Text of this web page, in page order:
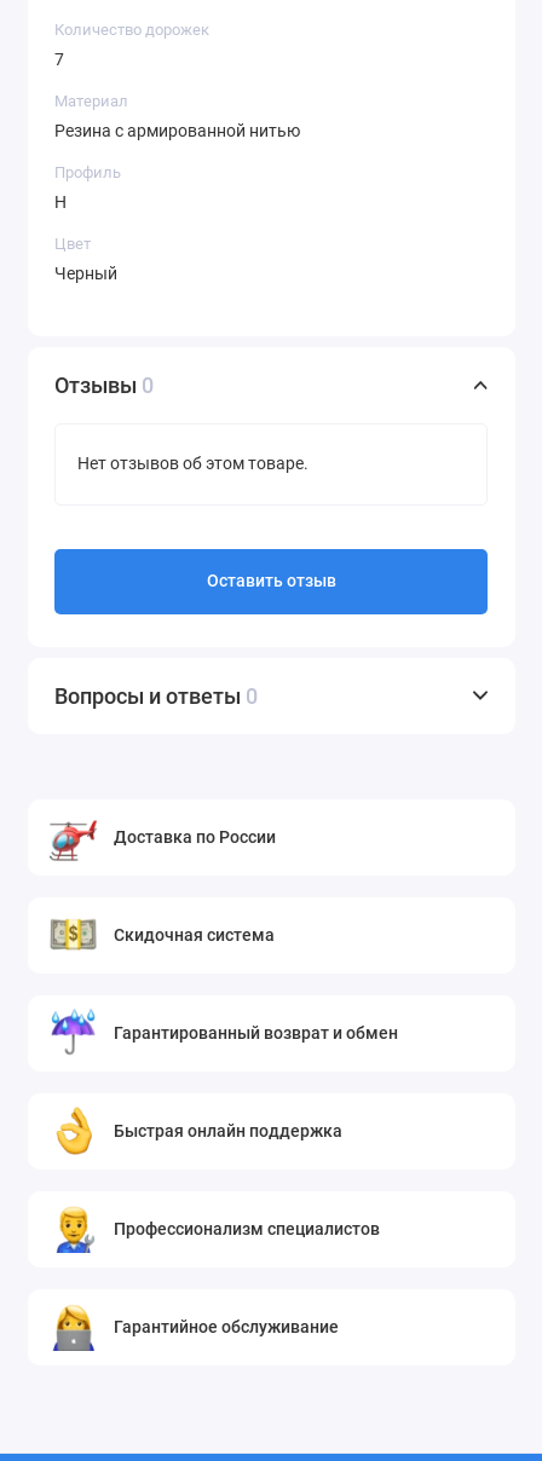
Количество дорожек
7
Материал
Резина с армированной нитью
Профиль
H
Цвет
Черный
Отзывы 0
Нет отзывов об этом товаре.
Оставить отзыв
Вопросы и ответы 0
Доставка по России
Скидочная система
Гарантированный возврат и обмен
Быстрая онлайн поддержка
Профессионализм специалистов
Гарантийное обслуживание